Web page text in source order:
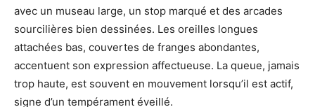
avec un museau large, un stop marqué et des arcades
sourcilières bien dessinées. Les oreilles longues
attachées bas, couvertes de franges abondantes,
accentuent son expression affectueuse. La queue, jamais
trop haute, est souvent en mouvement lorsqu’il est actif,
signe d’un tempérament éveillé.